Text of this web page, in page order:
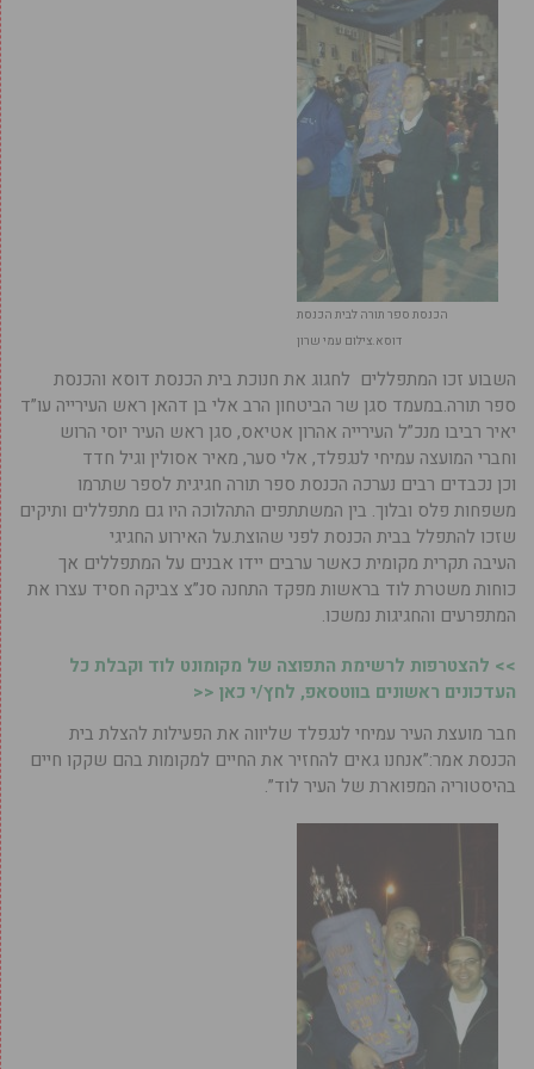
הכנסת ספר תורה לבית הכנסת
דוסא.צילום עמי שרון
השבוע זכו המתפללים לחגוג את חנוכת בית הכנסת דוסא והכנסת
ספר תורה.במעמד סגן שר הביטחון הרב אלי בן דהאן ראש העירייה עו”ד
יאיר רביבו מנכ”ל העירייה אהרון אטיאס, סגן ראש העיר יוסי הרוש
וחברי המועצה עמיחי לנגפלד, אלי סער, מאיר אסולין וגיל חדד
וכן נכבדים רבים נערכה הכנסת ספר תורה חגיגית לספר שתרמו
משפחות פלס ובלוך. בין המשתתפים התהלוכה היו גם מתפללים ותיקים
שזכו להתפלל בבית הכנסת לפני שהוצת.על האירוע החגיגי
העיבה תקרית מקומית כאשר ערבים יידו אבנים על המתפללים אך
כוחות משטרת לוד בראשות מפקד התחנה סנ”צ צביקה חסיד עצרו את
המתפרעים והחגיגות נמשכו.
>> להצטרפות לרשימת התפוצה של מקומונט לוד וקבלת כל
העדכונים ראשונים בווטסאפ, לחץ/י כאן <<
חבר מועצת העיר עמיחי לנגפלד שליווה את הפעילות להצלת בית
הכנסת אמר:”אנחנו גאים להחזיר את החיים למקומות בהם שקקו חיים
בהיסטוריה המפוארת של העיר לוד”.